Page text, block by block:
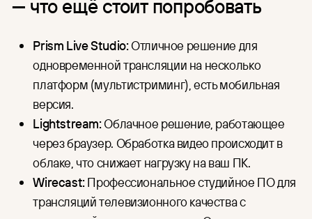
— что ещё стоит попробовать
Prism Live Studio:Отличное решение для
одновременной трансляции на несколько
платформ (мультистриминг), есть мобильная
версия.
Lightstream:Облачное решение, работающее
через браузер. Обработка видео происходит в
облаке, что снижает нагрузку на ваш ПК.
Wirecast:Профессиональное студийное ПО для
трансляций телевизионного качества с